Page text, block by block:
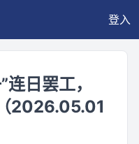
登入
日罢工，
2026.05.01